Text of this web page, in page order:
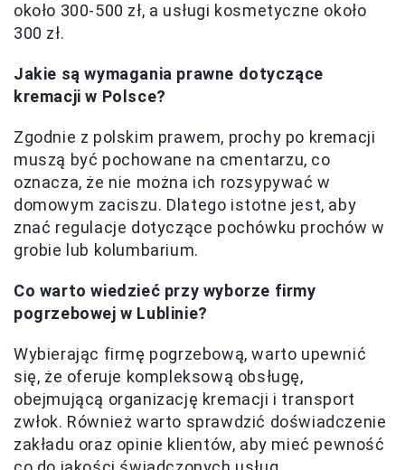
około 300-500 zł, a usługi kosmetyczne około
300 zł.
Jakie są wymagania prawne dotyczące
kremacji w Polsce?
Zgodnie z polskim prawem, prochy po kremacji
muszą być pochowane na cmentarzu, co
oznacza, że nie można ich rozsypywać w
domowym zaciszu. Dlatego istotne jest, aby
znać regulacje dotyczące pochówku prochów w
grobie lub kolumbarium.
Co warto wiedzieć przy wyborze firmy
pogrzebowej w Lublinie?
Wybierając firmę pogrzebową, warto upewnić
się, że oferuje kompleksową obsługę,
obejmującą organizację kremacji i transport
zwłok. Również warto sprawdzić doświadczenie
zakładu oraz opinie klientów, aby mieć pewność